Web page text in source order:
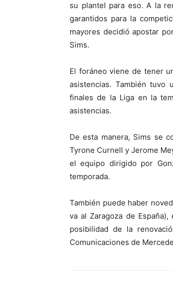
su plantel para eso. A la
garantidos para la
mayores decidió apostar
Sims.
El foráneo viene de tener
asistencias. También tuvo
finales de la Liga en la
asistencias.
De esta manera, Sims se
Tyrone Curnell y Jerome
el equipo dirigido por
temporada.
También puede haber
va al Zaragoza de
posibilidad de la
Comunicaciones de